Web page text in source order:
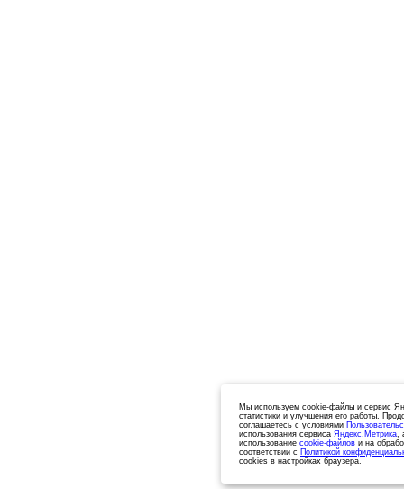
Мы используем cookie-файлы и сервис
статистики и улучшения его работы.
соглашаетесь с условиями
использования сервиса Яндекс.Метрика,
использование cookie-файлов и на
соответствии с Политикой
cookies в настройках браузера.